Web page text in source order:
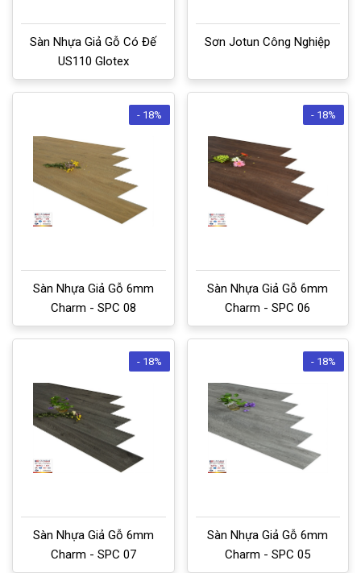
Sàn Nhựa Giả Gỗ Có Đế
US110 Glotex
Sơn Jotun Công Nghiệp
- 18%
Sàn Nhựa Giả Gỗ 6mm
Charm - SPC 08
- 18%
Sàn Nhựa Giả Gỗ 6mm
Charm - SPC 06
- 18%
Sàn Nhựa Giả Gỗ 6mm
Charm - SPC 07
- 18%
Sàn Nhựa Giả Gỗ 6mm
Charm - SPC 05